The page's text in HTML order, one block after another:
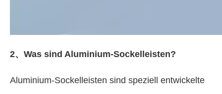
2、 Was sind Aluminium-Sockelleisten?
Aluminium-Sockelleisten sind speziell entwickelte